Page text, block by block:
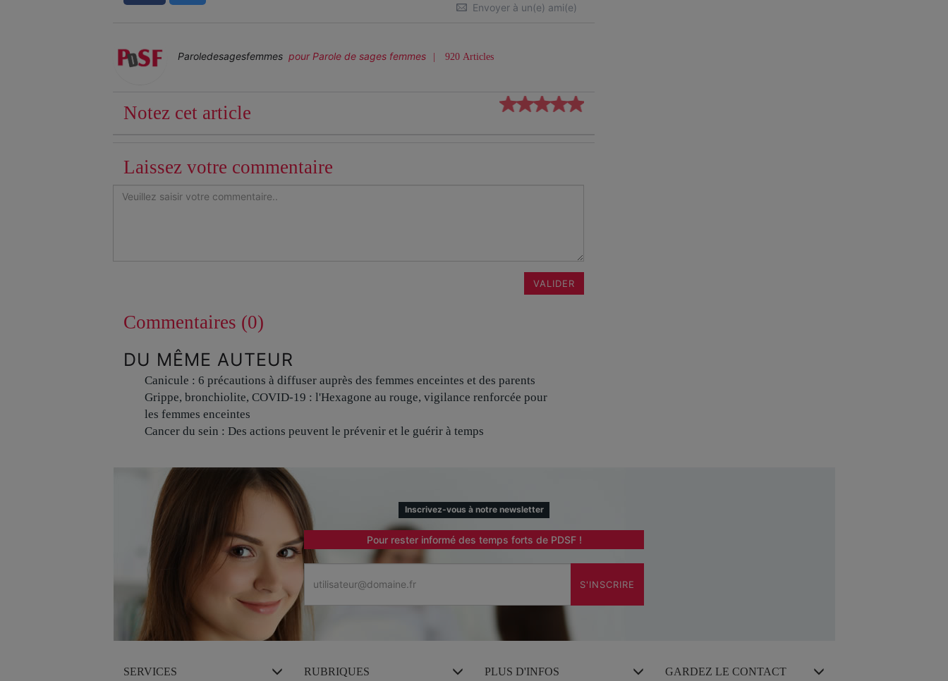
Envoyer à un(e) ami(e)
Paroledesagesfemmes pour Parole de sages femmes 920 Articles
Notez cet article
Laissez votre commentaire
VALIDER
Commentaires (0)
DU MÊME AUTEUR
Canicule : 6 précautions à diffuser auprès des femmes enceintes et des parents
Grippe, bronchiolite, COVID-19 : l'Hexagone au rouge, vigilance renforcée pour
les femmes enceintes
Cancer du sein : Des actions peuvent le prévenir et le guérir à temps
Inscrivez-vous à notre newsletter
Pour rester informé des temps forts de PDSF !
S'INSCRIRE
SERVICES RUBRIQUES PLUS D'INFOS GARDEZ LE CONTACT